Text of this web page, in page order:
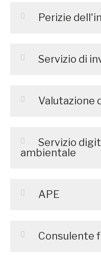
Perizie
Servizio di
Valutazione
Servizio
ambientale
APE
Consulente